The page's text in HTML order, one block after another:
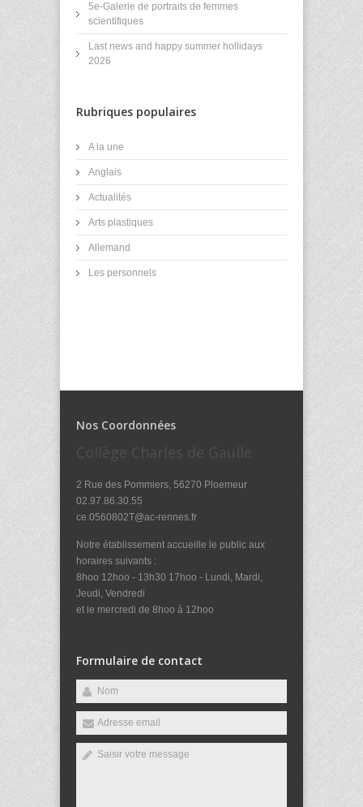
5e-Galerie de portraits de femmes
scientifiques
Last news and happy summer hollidays
2026
Rubriques populaires
A la une
Anglais
Actualités
Arts plastiques
Allemand
Les personnels
Nos Coordonnées
Collège Charles de Gaulle
2 Rue des Pommiers, 56270 Ploemeur
02.97.86.30.55
ce.0560802T@ac-rennes.fr
Notre établissement accueille le public aux
horaires suivants :
8hoo 12hoo - 13h30 17hoo - Lundi, Mardi,
Jeudi, Vendredi
et le mercredi de 8hoo à 12hoo
Formulaire de contact